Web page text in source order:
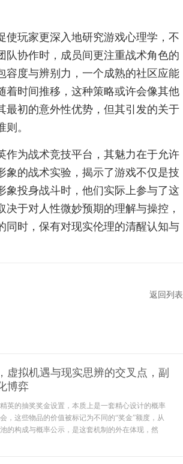
使玩家更深入地研究游戏心理学，不
队协作时，成员间更注重战术角色的
容度与辨别力，一个成熟的社区应能
着时间推移，这种策略或许会像其他
最初的意外性优势，但其引发的关于
。
作为战术竞技平台，其魅力在于允许
象的战术实验，揭示了游戏不仅是技
象投身战斗时，他们实际上参与了这
于对人性微妙预期的理解与操控，
同时，保有对现实伦理的清醒认知与
返回列表
虚拟机遇与现实思辨的交叉点，副
博弈
英的抽奖奖金设置，本质上是一套精心设计的概率
，这些物品的价值被标记为不同的“奖金”额度，从
的构成与概率公示，是这套机制的外在体现，然